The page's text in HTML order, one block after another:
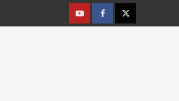
YoutubeFacebookTwitter